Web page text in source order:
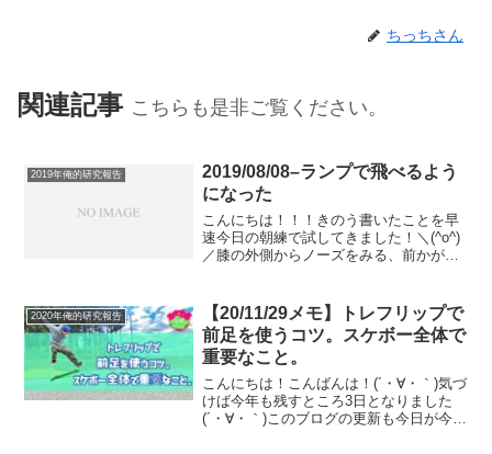
ちっちさん
関連記事 こちらも是非ご覧ください。
2019年俺的研究報告
2019/08/08–ランプで飛べるよう
になった
こんにちは！！！きのう書いたことを早
速今日の朝練で試してきました！＼(^o^)
／膝の外側からノーズをみる、前かがみ
うなポジションこれをやったらバックサ
イドオーリーノーズ...
2020年俺的研究報告
【20/11/29メモ】トレフリップで
前足を使うコツ。スケボー全体で
重要なこと。
こんにちは！こんばんは！(´・∀・｀)気づ
けば今年も残すところ3日となりました
(´・∀・｀)このブログの更新も今日が今年